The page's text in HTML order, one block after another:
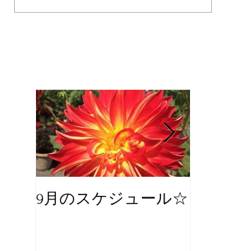
9月のスケジュール☆